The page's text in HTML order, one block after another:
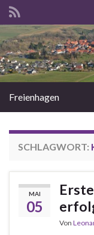
Search
Freienhagen
SCHLAGWORT:
MAI
05
Von